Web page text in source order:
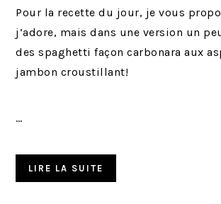
Pour la recette du jour, je vous
j’adore, mais dans une version un
des spaghetti façon carbonara aux
jambon croustillant!
…
LIRE LA SUITE